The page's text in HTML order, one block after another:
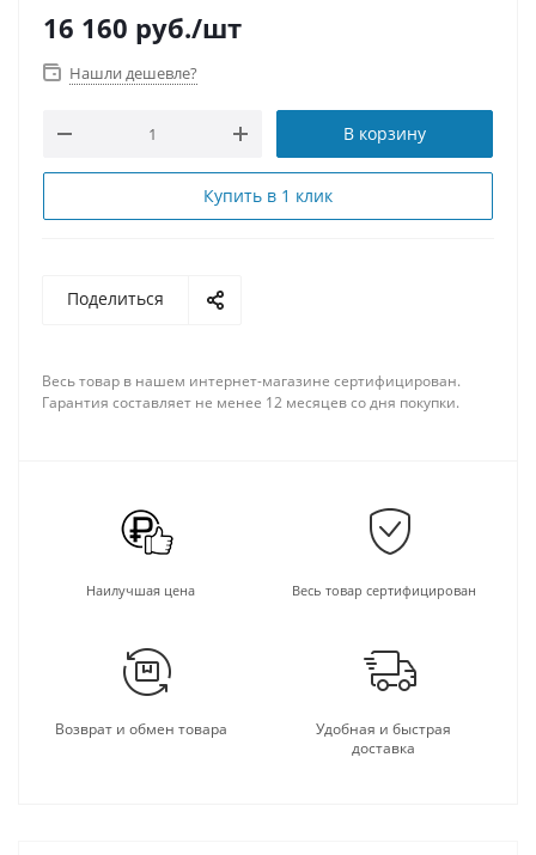
16 160 руб./шт
Нашли дешевле?
В корзину
Купить в 1 клик
Поделиться
Весь товар в нашем интернет-магазине сертифицирован.
Гарантия составляет не менее 12 месяцев со дня покупки.
Наилучшая цена Весь товар сертифицирован
Возврат и обмен товара
Удобная и быстрая
доставка